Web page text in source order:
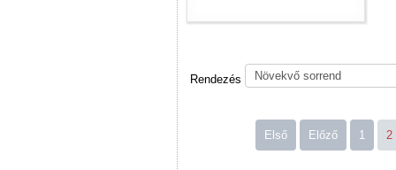
Rendezés
Első Előző 1 2